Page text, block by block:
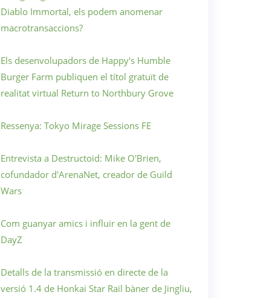
Diablo Immortal, els podem anomenar
macrotransaccions?
Els desenvolupadors de Happy's Humble
Burger Farm publiquen el títol gratuït de
realitat virtual Return to Northbury Grove
Ressenya: Tokyo Mirage Sessions FE
Entrevista a Destructoid: Mike O'Brien,
cofundador d'ArenaNet, creador de Guild
Wars
Com guanyar amics i influir en la gent de
DayZ
Detalls de la transmissió en directe de la
versió 1.4 de Honkai Star Rail bàner de Jingliu,